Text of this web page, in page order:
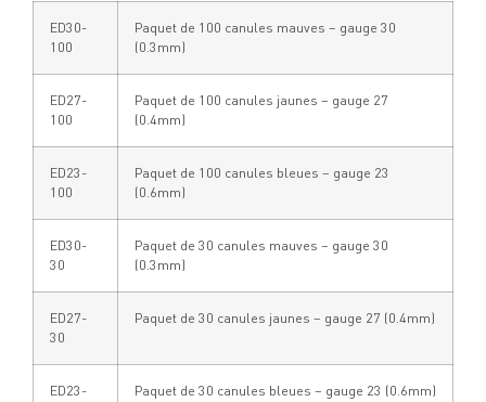
ED30-
100
Paquet de 100 canules mauves – gauge 30
(0.3mm)
ED27-
100
Paquet de 100 canules jaunes – gauge 27
(0.4mm)
ED23-
100
Paquet de 100 canules bleues – gauge 23
(0.6mm)
ED30-
30
Paquet de 30 canules mauves – gauge 30
(0.3mm)
ED27-
30
Paquet de 30 canules jaunes – gauge 27 (0.4mm)
ED23-
Paquet de 30 canules bleues – gauge 23 (0.6mm)